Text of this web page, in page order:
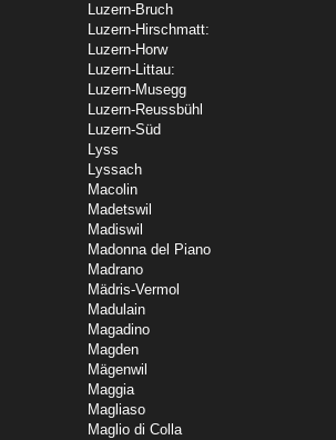
Luzern-Bruch
Luzern-Hirschmatt:
Luzern-Horw
Luzern-Littau:
Luzern-Musegg
Luzern-Reussbühl
Luzern-Süd
Lyss
Lyssach
Macolin
Madetswil
Madiswil
Madonna del Piano
Madrano
Mädris-Vermol
Madulain
Magadino
Magden
Mägenwil
Maggia
Magliaso
Maglio di Colla